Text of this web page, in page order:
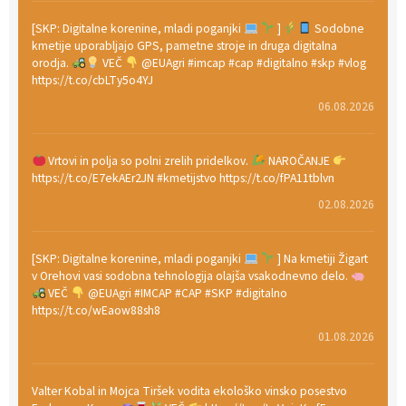
[SKP: Digitalne korenine, mladi poganjki ]
Sodobne
kmetije uporabljajo GPS, pametne stroje in druga digitalna
orodja.
VEČ
@EUAgri #imcap #cap #digitalno #skp #vlog
https://t.co/cbLTy5o4YJ
06.08.2026
Vrtovi in polja so polni zrelih pridelkov.
NAROČANJE
https://t.co/E7ekAEr2JN #kmetijstvo https://t.co/fPA11tblvn
02.08.2026
[SKP: Digitalne korenine, mladi poganjki
] Na kmetiji Žigart
v Orehovi vasi sodobna tehnologija olajša vsakodnevno delo.
VEČ
@EUAgri #IMCAP #CAP #SKP #digitalno
https://t.co/wEaow88sh8
01.08.2026
Valter Kobal in Mojca Tiršek vodita ekološko vinsko posestvo